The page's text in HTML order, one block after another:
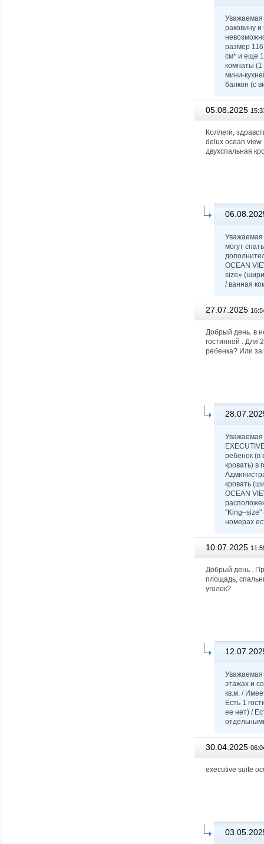
Уважаемая
раковину
размер
см* и еще
комнаты (1
мини-
балкон (с
05.08.2025
Коллеги,
delux ocean view
двухспальная
Уважаемая
могут
OCEAN
size»
/ ванная
27.07.2025
Добрый день. в
гостинной . Для
ребенка? Или за
Уважаемая
ребенок (в
кровать) в
кровать
OCEAN
"King–size"
номерах
10.07.2025
Добрый день .
площадь,
уголок?
Уважаемая
этажах и
кв.м. /
Есть 1
ее нет) /
30.04.2025
executive suite